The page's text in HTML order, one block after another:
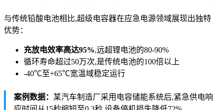
与传统铅酸电池相比,超级电容器在应急电源领域展现出独特
优势：
充放电效率高达95%,远超锂电池的80-90%
循环寿命超过50万次,是传统电池的100倍以上
-40℃至+65℃宽温域稳定运行
案例数据： 某汽车制造厂采用电容储能系统后,紧急供电响